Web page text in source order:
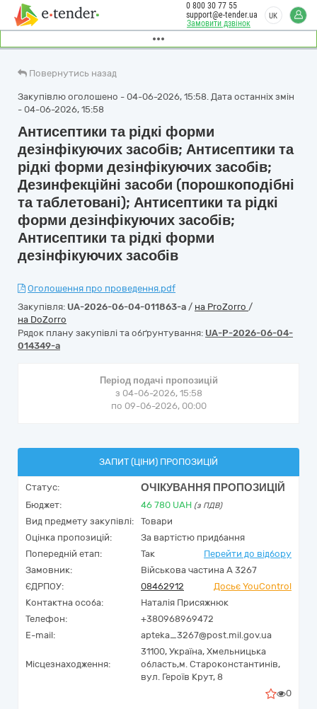
Замовити дзвінок
0 800 30 77 55
support@e-tender.ua
UK
Повернутись назад
Закупівлю оголошено - 04-06-2026, 15:58. Дата останніх змін
- 04-06-2026, 15:58
Антисептики та рідкі форми
дезінфікуючих засобів; Антисептики та
рідкі форми дезінфікуючих засобів;
Дезинфекційні засоби (порошкоподібні
та таблетовані); Антисептики та рідкі
форми дезінфікуючих засобів;
Антисептики та рідкі форми
дезінфікуючих засобів
Оголошення про проведення.pdf
Закупівля: UA-2026-06-04-011863-a / на ProZorro /
на DoZorro
Рядок плану закупівлі та обґрунтування: UA-P-2026-06-04-
014349-a
Період подачі пропозицій
з 04-06-2026, 15:58
по 09-06-2026, 00:00
ЗАПИТ (ЦІНИ) ПРОПОЗИЦІЙ
Статус: ОЧІКУВАННЯ ПРОПОЗИЦІЙ
Бюджет: 46 780 UAH (з ПДВ)
Вид предмету закупівлі:
Товари
Оцінка пропозицій:
За вартістю придбання
Попередній етап:
Так
Перейти до відбору
Замовник:
Військова частина А 3267
ЄДРПОУ:
08462912
Досьє YouControl
Контактна особа:
Наталія Присяжнюк
Телефон:
+380968969472
E-mail:
apteka_3267@post.mil.gov.ua
Місцезнаходження:
31100, Україна, Хмельницька
область,м. Староконстантинів,
вул. Героїв Крут, 8
0